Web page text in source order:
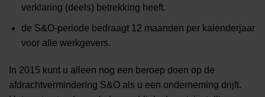
verklaring (deels) betrekking heeft.
de S&O-periode bedraagt 12 maanden per kalenderjaar
voor alle werkgevers.
In 2015 kunt u alleen nog een beroep doen op de
afdrachtvermindering S&O als u een onderneming drijft.